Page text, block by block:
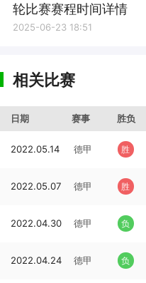
轮比赛赛程时间详情
2025-06-23 18:51
相关比赛
日期 赛事 胜负
2022.05.14 德甲 胜
2022.05.07 德甲 胜
2022.04.30 德甲 负
2022.04.24 德甲 负